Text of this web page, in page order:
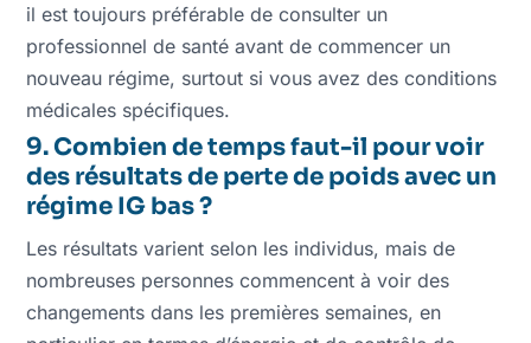
il est toujours préférable de consulter un
professionnel de santé avant de commencer un
nouveau régime, surtout si vous avez des conditions
médicales spécifiques.
9. Combien de temps faut-il pour voir
des résultats de perte de poids avec un
régime IG bas ?
Les résultats varient selon les individus, mais de
nombreuses personnes commencent à voir des
changements dans les premières semaines, en